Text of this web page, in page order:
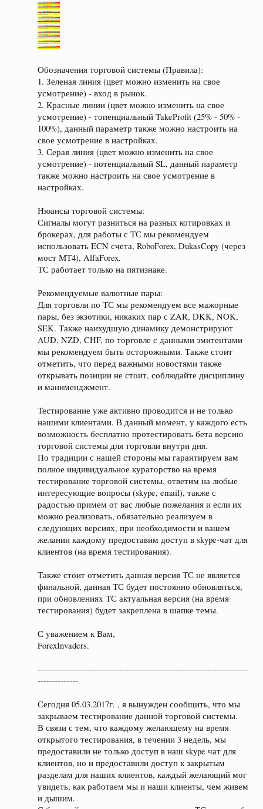
Обозначения торговой системы (Правила):
1. Зеленая линия (цвет можно изменить на свое
усмотрение) - вход в рынок.
2. Красные линии (цвет можно изменить на свое
усмотрение) - топенциальный TakeProfit (25% - 50% -
100%), данный параметр также можно настроить на
свое усмотрение в настройках.
3. Серая линия (цвет можно изменить на свое
усмотрение) - потенциальный SL, данный параметр
также можно настроить на свое усмотрение в
настройках.
Нюансы торговой системы:
Сигналы могут разниться на разных котировках и
брокерах, для работы с ТС мы рекомендуем
использовать ECN счета, RoboForex, DukasCopy (через
мост МТ4), AlfaForex.
ТС работает только на пятизнаке.
Рекомендуемые валютные пары:
Для торговли по ТС мы рекомендуем все мажорные
пары, без экзотики, никаких пар с ZAR, DKK, NOK,
SEK. Также наихудшую динамику демонстрируют
AUD, NZD, CHF, по торговле с данными эмитентами
мы рекомендуем быть осторожными. Также стоит
отметить, что перед важными новостями также
открывать позиции не стоит, соблюдайте дисциплину
и манименджмент.
Тестирование уже активно проводится и не только
нашими клиентами. В данный момент, у каждого есть
возможность бесплатно протестировать бета версию
торговой системы для торговли внутри дня.
По традиции с нашей стороны мы гарантируем вам
полное индивидуальное кураторство на время
тестирование торговой системы, ответим на любые
интересующие вопросы (skype, email), также с
радостью примем от вас любые пожелания и если их
можно реализовать, обязательно реализуем в
следующих версиях, при необходимости и вашем
желании каждому предоставим доступ в skype-чат для
клиентов (на время тестирования).
Также стоит отметить данная версия ТС не является
финальной, данная ТС будет постоянно обновляться,
при обновлениях ТС актуальная версия (на время
тестирования) будет закреплена в шапке темы.
С уважением к Вам,
ForexInvaders.
------------------------------------------------------------------------
--------------
Сегодня 05.03.2017г. , я вынужден сообщить, что мы
закрываем тестирование данной торговой системы.
В связи с тем, что каждому желающему на время
открытого тестирования, в течении 3 недель, мы
предоставили не только доступ в наш skype чат для
клиентов, но и предоставили доступ к закрытым
разделам для наших клиентов, каждый желающий мог
увидеть, как работаем мы и наши клиенты, чем живем
и дышим.